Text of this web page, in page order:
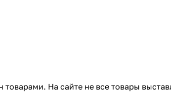
товарами. На сайте не все товары